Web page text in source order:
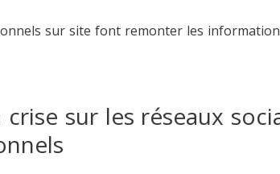
sur site font remonter les
sur les réseaux